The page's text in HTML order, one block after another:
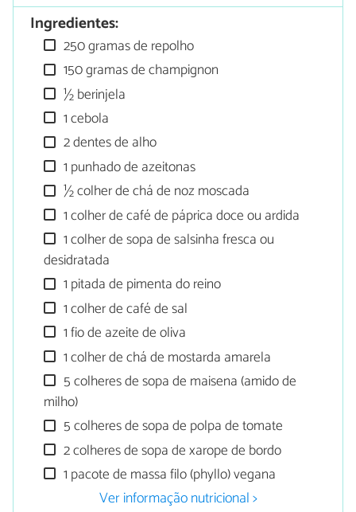
Ingredientes:
250 gramas de repolho
150 gramas de champignon
½ berinjela
1 cebola
2 dentes de alho
1 punhado de azeitonas
½ colher de chá de noz moscada
1 colher de café de páprica doce ou ardida
1 colher de sopa de salsinha fresca ou
desidratada
1 pitada de pimenta do reino
1 colher de café de sal
1 fio de azeite de oliva
1 colher de chá de mostarda amarela
5 colheres de sopa de maisena (amido de
milho)
5 colheres de sopa de polpa de tomate
2 colheres de sopa de xarope de bordo
1 pacote de massa filo (phyllo) vegana
Ver informação nutricional >